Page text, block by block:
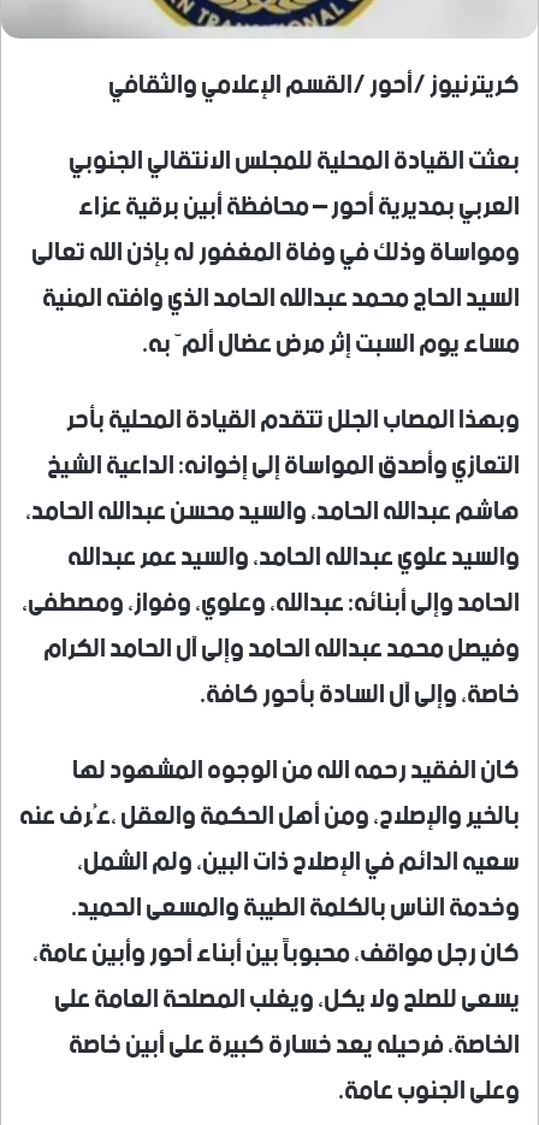
كريترنيوز /أحور /القسم الإعلامي والثقافي
بعثت القيادة المحلية للمجلس الانتقالي الجنوبي
العربي بمديرية أحور – محافظة أبين برقية عزاء
ومواساة وذلك في وفاة المغفور له بإذن الله تعالى
السيد الحاج محمد عبدالله الحامد الذي وافته المنية
مساء يوم السبت إثر مرض عضال ألمّ به.
وبهذا المصاب الجلل تتقدم القيادة المحلية بأحر
التعازي وأصدق المواساة إلى إخوانه: الداعية الشيخ
هاشم عبدالله الحامد، والسيد محسن عبدالله الحامد،
والسيد علوي عبدالله الحامد، والسيد عمر عبدالله
الحامد وإلى أبنائه: عبدالله، وعلوي، وفواز، ومصطفى،
وفيصل محمد عبدالله الحامد وإلى آل الحامد الكرام
خاصة، وإلى آل السادة بأحور كافة.
كان الفقيد رحمه الله من الوجوه المشهود لها
بالخير والإصلاح، ومن أهل الحكمة والعقل ،عُرف عنه
سعيه الدائم في الإصلاح ذات البين، ولم الشمل،
وخدمة الناس بالكلمة الطيبة والمسعى الحميد.
كان رجل مواقف، محبوباً بين أبناء أحور وأبين عامة،
يسعى للصلح ولا يكل، ويغلب المصلحة العامة على
الخاصة، فرحيله يعد خسارة كبيرة على أبين خاصة
وعلى الجنوب عامة.